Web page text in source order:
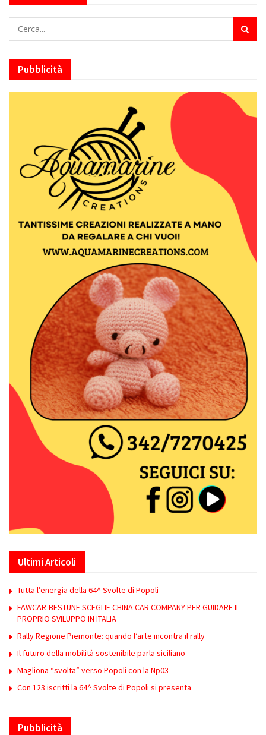
Pubblicità
Ultimi Articoli
Tutta l’energia della 64^ Svolte di Popoli
FAWCAR-BESTUNE SCEGLIE CHINA CAR COMPANY PER GUIDARE IL
PROPRIO SVILUPPO IN ITALIA
Rally Regione Piemonte: quando l’arte incontra il rally
Il futuro della mobilità sostenibile parla siciliano
Magliona “svolta” verso Popoli con la Np03
Con 123 iscritti la 64^ Svolte di Popoli si presenta
Pubblicità